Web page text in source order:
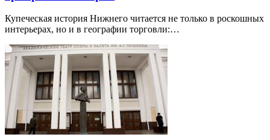
Купеческая история Нижнего читается не только в роскошных
интерьерах, но и в географии торговли:…